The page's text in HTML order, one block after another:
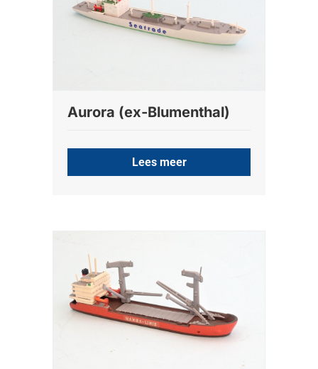
Aurora (ex-Blumenthal)
Lees meer